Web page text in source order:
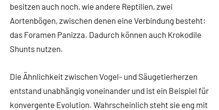
besitzen auch noch, wie andere Reptilien, zwei
Aortenbögen, zwischen denen eine Verbindung besteht:
das Foramen Panizza. Dadurch können auch Krokodile
Shunts nutzen.
Die Ähnlichkeit zwischen Vogel- und Säugetierherzen
entstand unabhängig voneinander und ist ein Beispiel für
konvergente Evolution. Wahrscheinlich steht sie eng mit